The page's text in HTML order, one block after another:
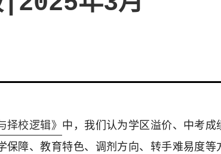
择校逻辑》 中，我们认为学区溢价、中考成
保障、教育特色、调剂方向、转手难易度等